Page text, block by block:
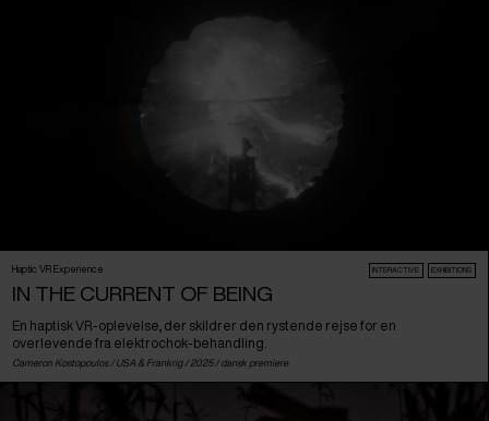
Haptic VR Experience INTERACTIVE EXHIBITIONS
IN THE CURRENT OF BEING
En haptisk VR-oplevelse, der skildrer den rystende rejse for en
overlevende fra elektrochok-behandling.
Cameron Kostopoulos / USA & Frankrig/ 2025 / dansk premiere